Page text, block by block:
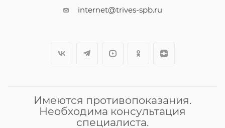
internet@trives-spb.ru
Имеются противопоказания.
Необходима консультация
специалиста.